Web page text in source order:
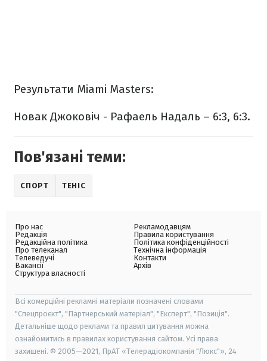
Результати Miami Masters:
Новак Джоковіч - Рафаель Надаль – 6:3, 6:3.
Пов'язані теми:
СПОРТ ТЕНІС
Про нас
Редакція
Редакційна політика
Про телеканал
Телеведучі
Вакансії
Структура власності
Рекламодавцям
Правила користування
Політика конфіденційності
Технічна інформація
Контакти
Архів
Всі комерційні рекламні матеріали позначені словами
"Спецпроєкт", "Партнерський матеріал", "Експерт", "Позиція".
Детальніше щодо реклами та правил цитування можна
ознайомитись в правилах користування сайтом. Усі права
захищені. © 2005—2021, ПрАТ «Телерадіокомпанія "Люкс"», 24